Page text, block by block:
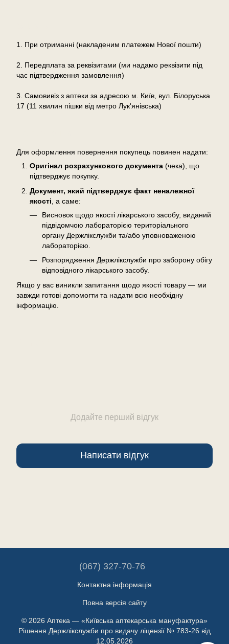
1. При отриманні (накладеним платежем Нової пошти)
2. Передплата за реквізитами (ми надамо реквізити під
час підтвердження замовлення)
3. Самовивіз з аптеки за адресою м. Київ, вул. Білоруська
17 (11 хвилин пішки від метро Лук'янівська)
Для оформлення повернення покупець повинен надати:
Оригінал розрахункового документа (чека), що
підтверджує покупку.
Документ, який підтверджує факт неналежної
якості , а саме:
Висновок щодо якості лікарського засобу, виданий
підвідомчою лабораторією територіального
органу Держлікслужби та/або уповноваженою
лабораторією.
Розпорядження Держлікслужби про заборону обігу
відповідного лікарського засобу.
Якщо у вас виникли запитання щодо якості товару — ми
завжди готові допомогти та надати всю необхідну
інформацію.
Додайте перший відгук
Написати відгук
(067) 327-70-76
Контактна інформація
Повна версія сайту
© 2026 Аптека — «Київська аптекарська мануфактура»
Рішення Держлікслужби про видачу ліцензії № 783-26 від
12.05.2026